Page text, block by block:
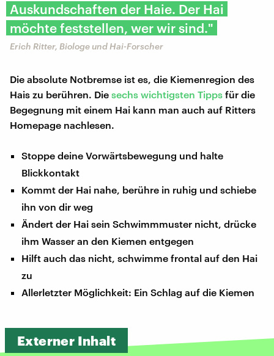
Auskundschaften der Haie. Der Hai
möchte feststellen, wer wir sind."
​​Erich Ritter, Biologe und Hai-Forscher
Die absolute Notbremse ist es, die Kiemenregion des
Hais zu berühren. Die sechs wichtigsten Tipps für die
Begegnung mit einem Hai kann man auch auf Ritters
Homepage nachlesen.
Stoppe deine Vorwärtsbewegung und halte
Blickkontakt
Kommt der Hai nahe, berühre in ruhig und schiebe
ihn von dir weg
Ändert der Hai sein Schwimmmuster nicht, drücke
ihm Wasser an den Kiemen entgegen
Hilft auch das nicht, schwimme frontal auf den Hai
zu
Allerletzter Möglichkeit: Ein Schlag auf die Kiemen
Externer Inhalt